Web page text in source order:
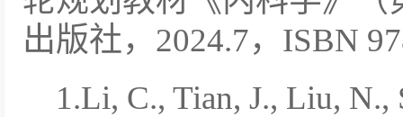
出版社，2024.7，ISBN
1.Li, C., Tian, J., Liu, N.,